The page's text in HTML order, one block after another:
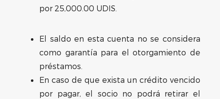
por 25,000.00 UDIS.
El saldo en esta cuenta no se considera
como garantía para el otorgamiento de
préstamos.
En caso de que exista un crédito vencido
por pagar, el socio no podrá retirar el